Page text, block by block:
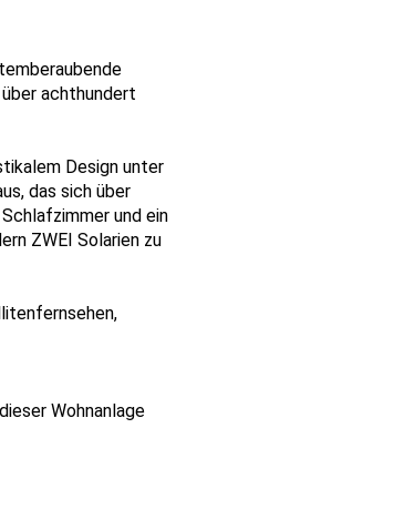
achthundert
Design unter
das sich über
und ein
ZWEI Solarien zu
Wohnanlage